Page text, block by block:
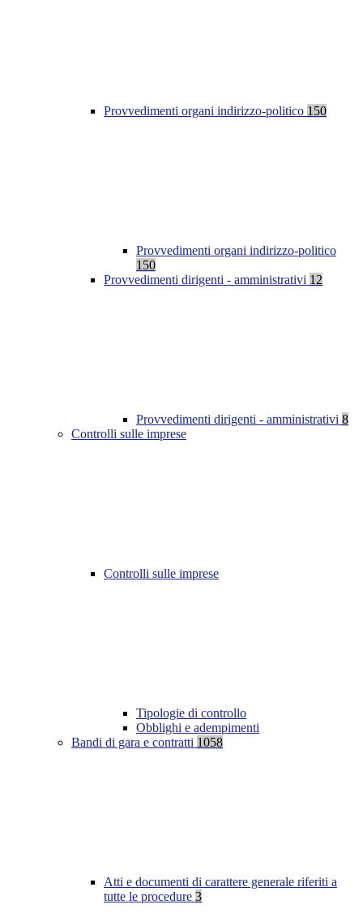
Provvedimenti organi indirizzo-politico 150
Provvedimenti organi indirizzo-politico
150
Provvedimenti dirigenti - amministrativi 12
Provvedimenti dirigenti - amministrativi 8
Controlli sulle imprese
Controlli sulle imprese
Tipologie di controllo
Obblighi e adempimenti
Bandi di gara e contratti 1058
Atti e documenti di carattere generale riferiti a
tutte le procedure 3